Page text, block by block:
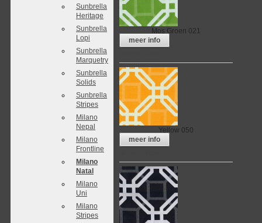
Sunbrella
Heritage
Sunbrella
Lopi
Sunbrella
Marquetry
Sunbrella
Solids
Sunbrella
Stripes
Milano
Nepal
Milano
Frontline
Milano
Natal
Milano
Uni
Milano
Stripes
Mos Groen 021
meer info
Yellow 050
meer info